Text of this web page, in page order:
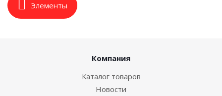
Элементы
Компания
Каталог товаров
Новости